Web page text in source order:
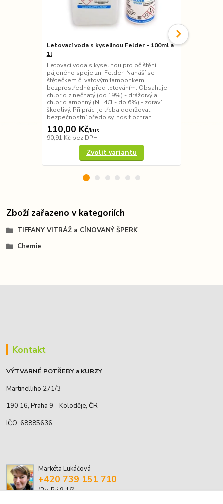
Letovací voda s kyselinou Felder - 100ml a
1l
Letovací voda s kyselinou pro očištění
pájeného spoje zn. Felder. Nanáší se
štětečkem či vatovým tamponkem
bezprostředně před letováním. Obsahuje
chlorid zinečnatý (do 19%) - dráždivý a
chlorid amonný (NH4Cl - do 6%) - zdraví
škodlivý. Při práci je třeba dodržovat
bezpečnostní předpisy, nosit ochran...
110,00 Kč/kus
90,91 Kč bez DPH
Zvolit variantu
Zboží zařazeno v kategoriích
TIFFANY VITRÁŽ a CÍNOVANÝ ŠPERK
Chemie
Kontakt
VÝTVARNÉ POTŘEBY a KURZY
Martinelliho 271/3
190 16, Praha 9 - Koloděje, ČR
IČO: 68885636
Markéta Lukáčová
+420 739 151 710
(Po-Pá 9-16)